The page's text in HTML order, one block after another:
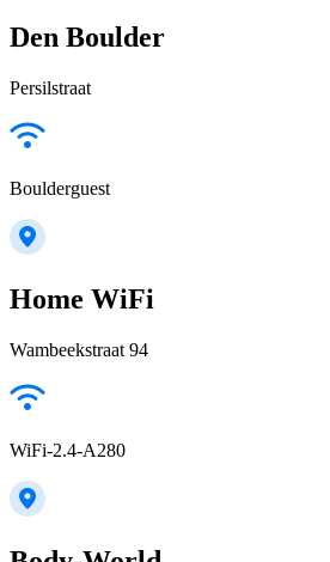
Den Boulder
Persilstraat
Boulderguest
Home WiFi
Wambeekstraat 94
WiFi-2.4-A280